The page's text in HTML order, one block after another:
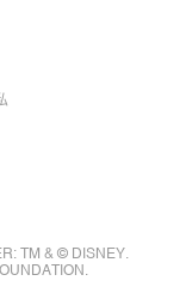
TM & © DISNEY.